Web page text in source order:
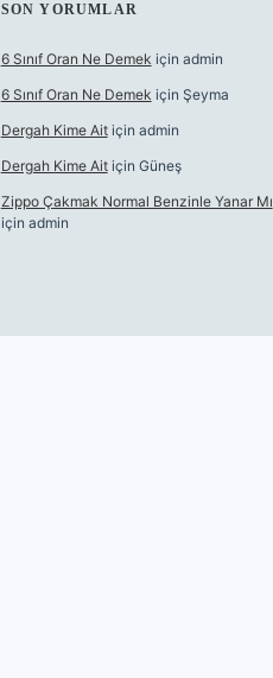
SON YORUMLAR
6 Sınıf Oran Ne Demek için admin
6 Sınıf Oran Ne Demek için Şeyma
Dergah Kime Aitiçin admin
Dergah Kime Aitiçin Güneş
Zippo Çakmak Normal Benzinle Yanar Mı
için admin